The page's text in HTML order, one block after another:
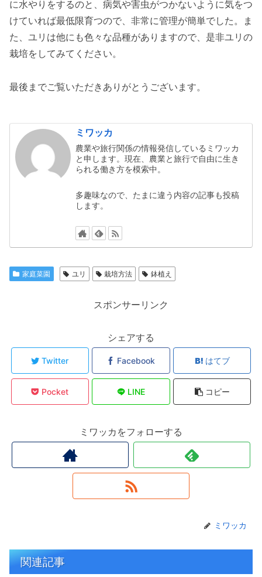
に水やりをするのと、病気や害虫がつかないように気をつ
けていれば最低限育つので、非常に管理が簡単でした。ま
た、ユリは他にも色々な品種がありますので、是非ユリの
栽培をしてみてください。
最後までご覧いただきありがとうございます。
ミワッカ
農業や旅行関係の情報発信しているミワッカ
と申します。現在、農業と旅行で自由に生き
られる働き方を模索中。
多趣味なので、たまに違う内容の記事も投稿
します。
家庭菜園 ユリ 栽培方法 鉢植え
スポンサーリンク
シェアする
Twitter Facebook はてブ
Pocket LINE コピー
ミワッカをフォローする
ミワッカ
関連記事